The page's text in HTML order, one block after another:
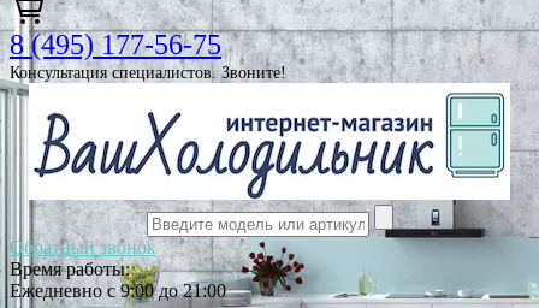
8 (495) 177-56-75
Консультация специалистов. Звоните!
Обратный звонок
Время работы:
Ежедневно с 9:00 до 21:00